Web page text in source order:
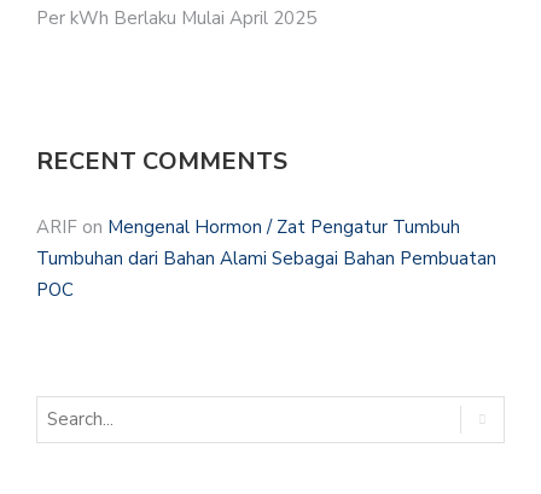
Per kWh Berlaku Mulai April 2025
RECENT COMMENTS
ARIF on Mengenal Hormon / Zat Pengatur Tumbuh
Tumbuhan dari Bahan Alami Sebagai Bahan Pembuatan
POC